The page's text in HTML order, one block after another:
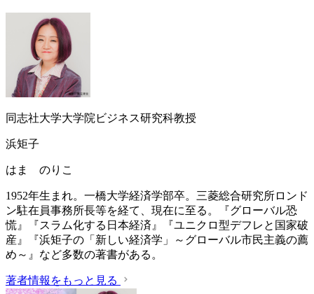
同志社大学大学院ビジネス研究科教授
浜矩子
はま のりこ
1952年生まれ。一橋大学経済学部卒。三菱総合研究所ロンド
ン駐在員事務所長等を経て、現在に至る。『グローバル恐
慌』『スラム化する日本経済』『ユニクロ型デフレと国家破
産』『浜矩子の「新しい経済学」～グローバル市民主義の薦
め～』など多数の著書がある。
著者情報をもっと見る